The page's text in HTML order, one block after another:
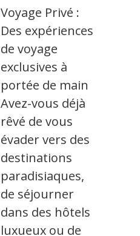
Voyage Privé :
Des expériences
de voyage
exclusives à
portée de main
Avez-vous déjà
rêvé de vous
évader vers des
destinations
paradisiaques,
de séjourner
dans des hôtels
luxueux ou de